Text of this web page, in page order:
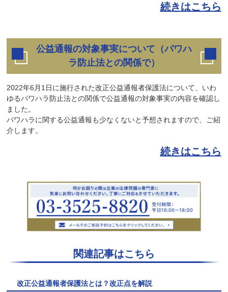
続きはこちら
公益通報の対象事実について（パワハ
ラ防止法との関係で）
2022年6月1日に施行された改正公益通報者保護法について、いわ
ゆるパワハラ防止法との関係で公益通報の対象事実の内容を確認し
ました。
パワハラに関する公益通報も少なくないと予想されますので、ご紹
介します。
続きはこちら
関連記事はこちら
改正公益通報者保護法とは？改正点を解説